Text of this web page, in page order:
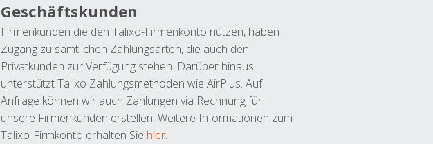
Geschäftskunden
Firmenkunden die den Talixo-Firmenkonto nutzen, haben
Zugang zu sämtlichen Zahlungsarten, die auch den
Privatkunden zur Verfügung stehen. Darüber hinaus
unterstützt Talixo Zahlungsmethoden wie AirPlus. Auf
Anfrage können wir auch Zahlungen via Rechnung für
unsere Firmenkunden erstellen. Weitere Informationen zum
Talixo-Firmkonto erhalten Sie hier.